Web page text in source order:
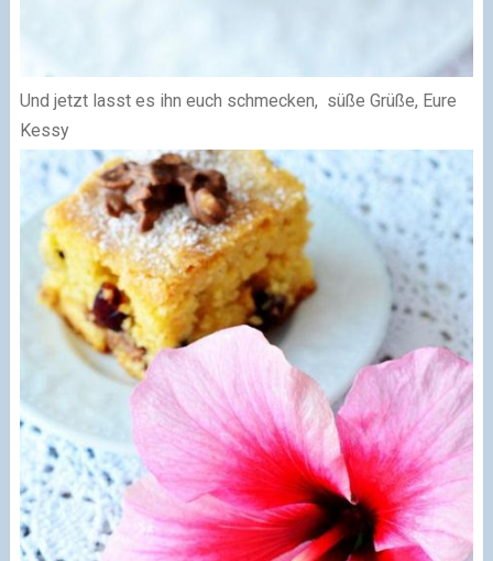
Und jetzt lasst es ihn euch schmecken, süße Grüße, Eure
Kessy